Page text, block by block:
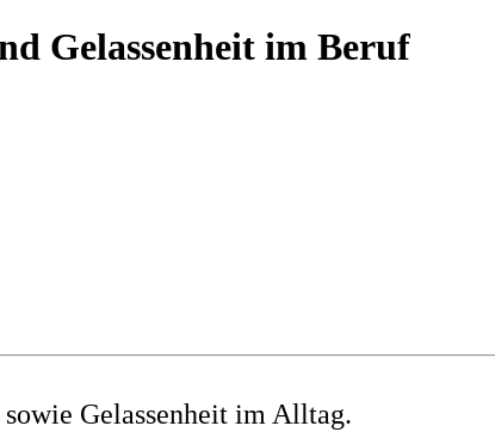
Gelassenheit im Beruf
Gelassenheit im Alltag.